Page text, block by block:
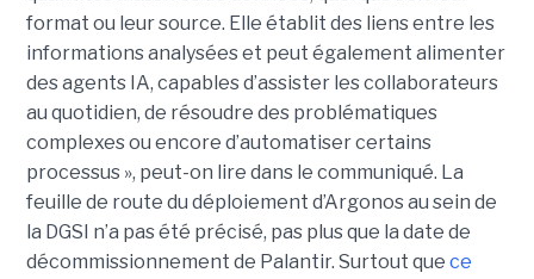
format ou leur source. Elle établit des liens entre les
informations analysées et peut également alimenter
des agents IA, capables d’assister les collaborateurs
au quotidien, de résoudre des problématiques
complexes ou encore d’automatiser certains
processus », peut-on lire dans le communiqué. La
feuille de route du déploiement d’Argonos au sein de
la DGSI n’a pas été précisé, pas plus que la date de
décommissionnement de Palantir. Surtout que ce